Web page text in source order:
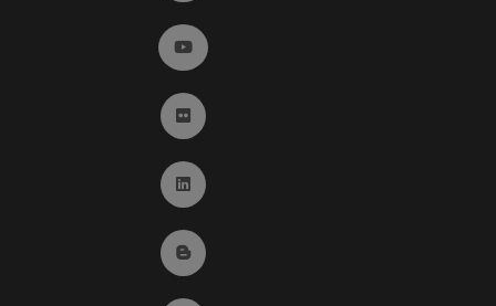
Ir a YouTube (abre en ventana nueva)
Ir a Flickr (abre en ventana nueva)
Ir a Linkedin (abre en ventana nueva)
Ir al Blog (abre en ventana nueva)